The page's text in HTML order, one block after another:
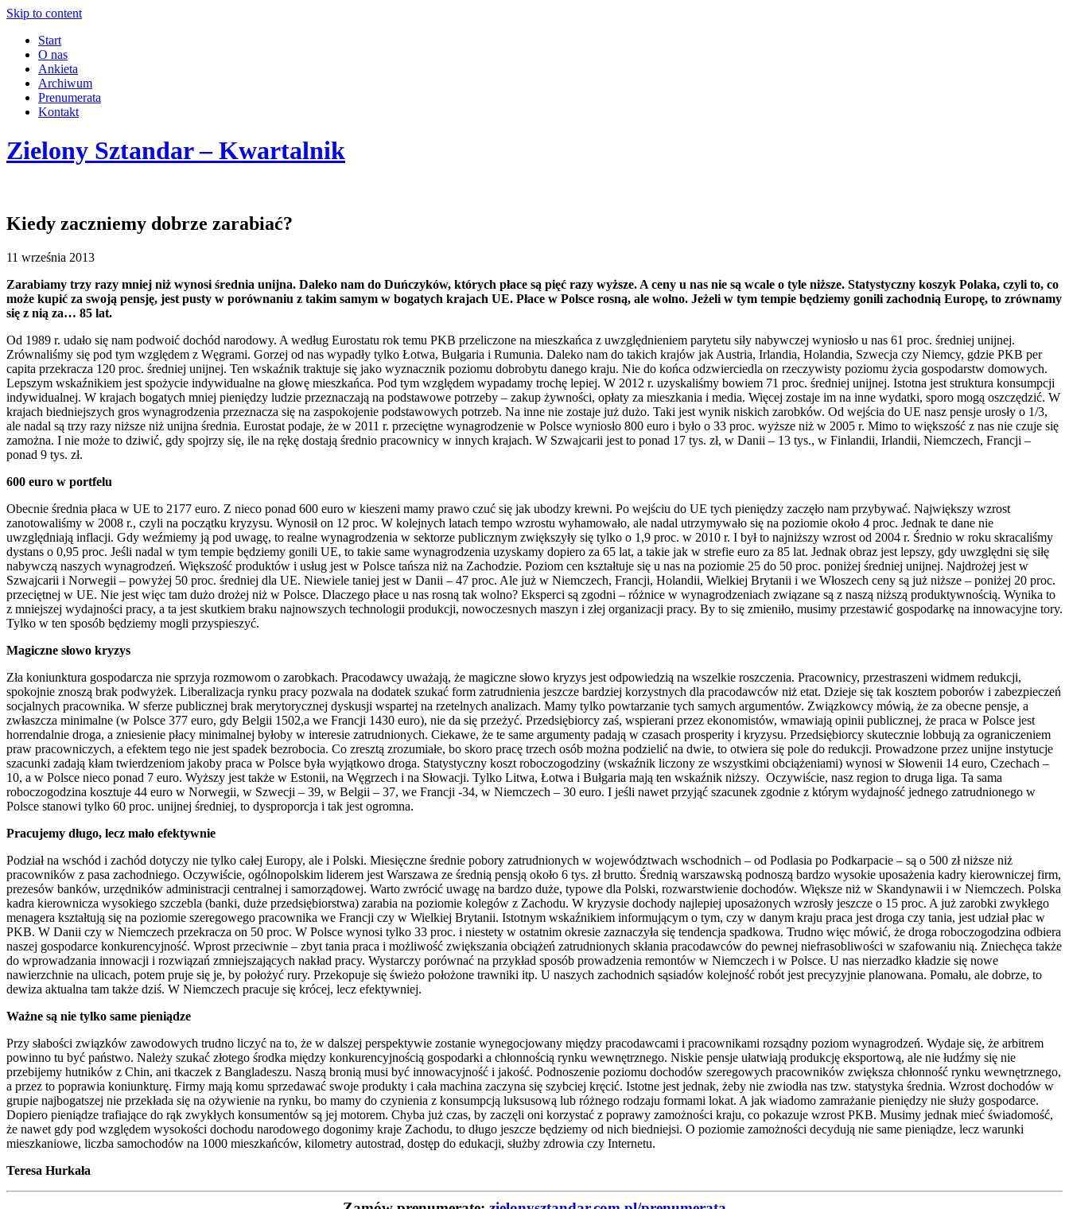
Skip to content
Start
O nas
Ankieta
Archiwum
Prenumerata
Kontakt
Zielony Sztandar – Kwartalnik
Kiedy zaczniemy dobrze zarabiać?
11 września 2013
Zarabiamy trzy razy mniej niż wynosi średnia unijna. Daleko nam do Duńczyków, których płace są pięć razy wyższe. A ceny u nas nie są wcale o tyle niższe. Statystyczny koszyk Polaka, czyli to, co
może kupić za swoją pensję, jest pusty w porównaniu z takim samym w bogatych krajach UE. Płace w Polsce rosną, ale wolno. Jeżeli w tym tempie będziemy gonili zachodnią Europę, to zrównamy
się z nią za… 85 lat.
Od 1989 r. udało się nam podwoić dochód narodowy. A według Eurostatu rok temu PKB przeliczone na mieszkańca z uwzględnieniem parytetu siły nabywczej wyniosło u nas 61 proc. średniej unijnej.
Zrównaliśmy się pod tym względem z Węgrami. Gorzej od nas wypadły tylko Łotwa, Bułgaria i Rumunia. Daleko nam do takich krajów jak Austria, Irlandia, Holandia, Szwecja czy Niemcy, gdzie PKB per
capita przekracza 120 proc. średniej unijnej. Ten wskaźnik traktuje się jako wyznacznik poziomu dobrobytu danego kraju. Nie do końca odzwierciedla on rzeczywisty poziomu życia gospodarstw domowych.
Lepszym wskaźnikiem jest spożycie indywidualne na głowę mieszkańca. Pod tym względem wypadamy trochę lepiej. W 2012 r. uzyskaliśmy bowiem 71 proc. średniej unijnej. Istotna jest struktura konsumpcji
indywidualnej. W krajach bogatych mniej pieniędzy ludzie przeznaczają na podstawowe potrzeby – zakup żywności, opłaty za mieszkania i media. Więcej zostaje im na inne wydatki, sporo mogą oszczędzić. W
krajach biedniejszych gros wynagrodzenia przeznacza się na zaspokojenie podstawowych potrzeb. Na inne nie zostaje już dużo. Taki jest wynik niskich zarobków. Od wejścia do UE nasz pensje urosły o 1/3,
ale nadal są trzy razy niższe niż unijna średnia. Eurostat podaje, że w 2011 r. przeciętne wynagrodzenie w Polsce wyniosło 800 euro i było o 33 proc. wyższe niż w 2005 r. Mimo to większość z nas nie czuje się
zamożna. I nie może to dziwić, gdy spojrzy się, ile na rękę dostają średnio pracownicy w innych krajach. W Szwajcarii jest to ponad 17 tys. zł, w Danii – 13 tys., w Finlandii, Irlandii, Niemczech, Francji –
ponad 9 tys. zł.
600 euro w portfelu
Obecnie średnia płaca w UE to 2177 euro. Z nieco ponad 600 euro w kieszeni mamy prawo czuć się jak ubodzy krewni. Po wejściu do UE tych pieniędzy zaczęło nam przybywać. Największy wzrost
zanotowaliśmy w 2008 r., czyli na początku kryzysu. Wynosił on 12 proc. W kolejnych latach tempo wzrostu wyhamowało, ale nadal utrzymywało się na poziomie około 4 proc. Jednak te dane nie
uwzględniają inflacji. Gdy weźmiemy ją pod uwagę, to realne wynagrodzenia w sektorze publicznym zwiększyły się tylko o 1,9 proc. w 2010 r. I był to najniższy wzrost od 2004 r. Średnio w roku skracaliśmy
dystans o 0,95 proc. Jeśli nadal w tym tempie będziemy gonili UE, to takie same wynagrodzenia uzyskamy dopiero za 65 lat, a takie jak w strefie euro za 85 lat. Jednak obraz jest lepszy, gdy uwzględni się siłę
nabywczą naszych wynagrodzeń. Większość produktów i usług jest w Polsce tańsza niż na Zachodzie. Poziom cen kształtuje się u nas na poziomie 25 do 50 proc. poniżej średniej unijnej. Najdrożej jest w
Szwajcarii i Norwegii – powyżej 50 proc. średniej dla UE. Niewiele taniej jest w Danii – 47 proc. Ale już w Niemczech, Francji, Holandii, Wielkiej Brytanii i we Włoszech ceny są już niższe – poniżej 20 proc.
przeciętnej w UE. Nie jest więc tam dużo drożej niż w Polsce. Dlaczego płace u nas rosną tak wolno? Eksperci są zgodni – różnice w wynagrodzeniach związane są z naszą niższą produktywnością. Wynika to
z mniejszej wydajności pracy, a ta jest skutkiem braku najnowszych technologii produkcji, nowoczesnych maszyn i złej organizacji pracy. By to się zmieniło, musimy przestawić gospodarkę na innowacyjne tory.
Tylko w ten sposób będziemy mogli przyspieszyć.
Magiczne słowo kryzys
Zła koniunktura gospodarcza nie sprzyja rozmowom o zarobkach. Pracodawcy uważają, że magiczne słowo kryzys jest odpowiedzią na wszelkie roszczenia. Pracownicy, przestraszeni widmem redukcji,
spokojnie znoszą brak podwyżek. Liberalizacja rynku pracy pozwala na dodatek szukać form zatrudnienia jeszcze bardziej korzystnych dla pracodawców niż etat. Dzieje się tak kosztem poborów i zabezpieczeń
socjalnych pracownika. W sferze publicznej brak merytorycznej dyskusji wspartej na rzetelnych analizach. Mamy tylko powtarzanie tych samych argumentów. Związkowcy mówią, że za obecne pensje, a
zwłaszcza minimalne (w Polsce 377 euro, gdy Belgii 1502,a we Francji 1430 euro), nie da się przeżyć. Przedsiębiorcy zaś, wspierani przez ekonomistów, wmawiają opinii publicznej, że praca w Polsce jest
horrendalnie droga, a zniesienie płacy minimalnej byłoby w interesie zatrudnionych. Ciekawe, że te same argumenty padają w czasach prosperity i kryzysu. Przedsiębiorcy skutecznie lobbują za ograniczeniem
praw pracowniczych, a efektem tego nie jest spadek bezrobocia. Co zresztą zrozumiałe, bo skoro pracę trzech osób można podzielić na dwie, to otwiera się pole do redukcji. Prowadzone przez unijne instytucje
szacunki zadają kłam twierdzeniom jakoby praca w Polsce była wyjątkowo droga. Statystyczny koszt roboczogodziny (wskaźnik liczony ze wszystkimi obciążeniami) wynosi w Słowenii 14 euro, Czechach –
10, a w Polsce nieco ponad 7 euro. Wyższy jest także w Estonii, na Węgrzech i na Słowacji. Tylko Litwa, Łotwa i Bułgaria mają ten wskaźnik niższy. Oczywiście, nasz region to druga liga. Ta sama
roboczogodzina kosztuje 44 euro w Norwegii, w Szwecji – 39, w Belgii – 37, we Francji -34, w Niemczech – 30 euro. I jeśli nawet przyjąć szacunek zgodnie z którym wydajność jednego zatrudnionego w
Polsce stanowi tylko 60 proc. unijnej średniej, to dysproporcja i tak jest ogromna.
Pracujemy długo, lecz mało efektywnie
Podział na wschód i zachód dotyczy nie tylko całej Europy, ale i Polski. Miesięczne średnie pobory zatrudnionych w województwach wschodnich – od Podlasia po Podkarpacie – są o 500 zł niższe niż
pracowników z pasa zachodniego. Oczywiście, ogólnopolskim liderem jest Warszawa ze średnią pensją około 6 tys. zł brutto. Średnią warszawską podnoszą bardzo wysokie uposażenia kadry kierowniczej firm,
prezesów banków, urzędników administracji centralnej i samorządowej. Warto zwrócić uwagę na bardzo duże, typowe dla Polski, rozwarstwienie dochodów. Większe niż w Skandynawii i w Niemczech. Polska
kadra kierownicza wysokiego szczebla (banki, duże przedsiębiorstwa) zarabia na poziomie kolegów z Zachodu. W kryzysie dochody najlepiej uposażonych wzrosły jeszcze o 15 proc. A już zarobki zwykłego
menagera kształtują się na poziomie szeregowego pracownika we Francji czy w Wielkiej Brytanii. Istotnym wskaźnikiem informującym o tym, czy w danym kraju praca jest droga czy tania, jest udział płac w
PKB. W Danii czy w Niemczech przekracza on 50 proc. W Polsce wynosi tylko 33 proc. i niestety w ostatnim okresie zaznaczyła się tendencja spadkowa. Trudno więc mówić, że droga roboczogodzina odbiera
naszej gospodarce konkurencyjność. Wprost przeciwnie – zbyt tania praca i możliwość zwiększania obciążeń zatrudnionych skłania pracodawców do pewnej niefrasobliwości w szafowaniu nią. Zniechęca także
do wprowadzania innowacji i rozwiązań zmniejszających nakład pracy. Wystarczy porównać na przykład sposób prowadzenia remontów w Niemczech i w Polsce. U nas nierzadko kładzie się nowe
nawierzchnie na ulicach, potem pruje się je, by położyć rury. Przekopuje się świeżo położone trawniki itp. U naszych zachodnich sąsiadów kolejność robót jest precyzyjnie planowana. Pomału, ale dobrze, to
dewiza aktualna tam także dziś. W Niemczech pracuje się krócej, lecz efektywniej.
Ważne są nie tylko same pieniądze
Przy słabości związków zawodowych trudno liczyć na to, że w dalszej perspektywie zostanie wynegocjowany między pracodawcami i pracownikami rozsądny poziom wynagrodzeń. Wydaje się, że arbitrem
powinno tu być państwo. Należy szukać złotego środka między konkurencyjnością gospodarki a chłonnością rynku wewnętrznego. Niskie pensje ułatwiają produkcję eksportową, ale nie łudźmy się nie
przebijemy hutników z Chin, ani tkaczek z Bangladeszu. Naszą bronią musi być innowacyjność i jakość. Podnoszenie poziomu dochodów szeregowych pracowników zwiększa chłonność rynku wewnętrznego,
a przez to poprawia koniunkturę. Firmy mają komu sprzedawać swoje produkty i cała machina zaczyna się szybciej kręcić. Istotne jest jednak, żeby nie zwiodła nas tzw. statystyka średnia. Wzrost dochodów w
grupie najbogatszej nie przekłada się na ożywienie na rynku, bo mamy do czynienia z konsumpcją luksusową lub różnego rodzaju formami lokat. A jak wiadomo zamrażanie pieniędzy nie służy gospodarce.
Dopiero pieniądze trafiające do rąk zwykłych konsumentów są jej motorem. Chyba już czas, by zaczęli oni korzystać z poprawy zamożności kraju, co pokazuje wzrost PKB. Musimy jednak mieć świadomość,
że nawet gdy pod względem wysokości dochodu narodowego dogonimy kraje Zachodu, to długo jeszcze będziemy od nich biedniejsi. O poziomie zamożności decydują nie same pieniądze, lecz warunki
mieszkaniowe, liczba samochodów na 1000 mieszkańców, kilometry autostrad, dostęp do edukacji, służby zdrowia czy Internetu.
Teresa Hurkała